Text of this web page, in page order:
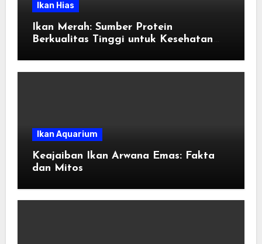
Ikan Hias
Ikan Merah: Sumber Protein
Berkualitas Tinggi untuk Kesehatan
Ikan Aquarium
Keajaiban Ikan Arwana Emas: Fakta
dan Mitos